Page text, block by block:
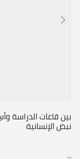
بين قاعات الدراسة
نبض الإنسانية
...